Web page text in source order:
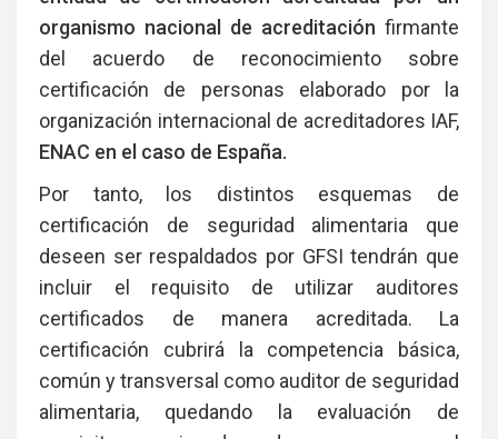
organismo nacional de acreditación firmante
del acuerdo de reconocimiento sobre
certificación de personas elaborado por la
organización internacional de acreditadores IAF,
ENAC en el caso de España.
Por tanto, los distintos esquemas de
certificación de seguridad alimentaria que
deseen ser respaldados por GFSI tendrán que
incluir el requisito de utilizar auditores
certificados de manera acreditada. La
certificación cubrirá la competencia básica,
común y transversal como auditor de seguridad
alimentaria, quedando la evaluación de